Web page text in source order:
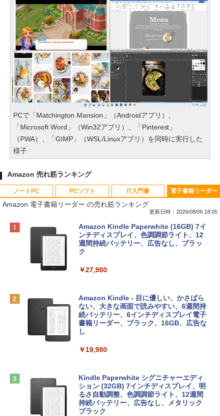
PCで「Matchington Mansion」（Androidアプリ）、
「Microsoft Word」（Win32アプリ）、「Pinterest」
（PWA）、「GIMP」（WSL/Linuxアプリ）を同時に実行した
様子
Amazon 売れ筋ランキング
ノートPC
Apple 2026 MacBook Neo A18 Proチッ
プ搭載13インチノートブック：AIとAppl
e Intelligenceのために設計、Liquid Ret
inaディスプレイ、8GBユニファイドメモ
eTime HDカメラ、Touch ID - インディ
￥137,800
tomtoc 360°保護 15.6 16インチ パソコ
ンケース Dell NEC Lavie ASUS HP dyna
Apple 2026 MacBook Air M5チップ搭載
13インチノートブック：AIとApple Intell
igence、13.6インチLiquid Retinaディ
スプレイ、24GBユニファイドメモリ、1
PCソフト
Robloxギフトカード - 800 Robux 【限
定バーチャルアイテムを含む】 【オンラ
インゲームコード】 ロブロックス | オン
ラインコード版
￥1,300
Microsoft Office Home & Business 202
4(最新 永続版)|オンラインコード版|Wind
ows11、10/mac対応|PC2台
￥39,582
インゲームコード】 ロブロックス | オン
ラインコード版
￥3,200
IT入門書
生成AIパスポート公式テキスト 第４版
￥1,766
出す プロンプトの言葉 AI画像生成シリー
ズ (はぴーイラストLabo)
￥480
ClaudeCode いちばんやさしい 教科書:
にもKindle出版にも！ 非エンジニアのた
めのAIコーディング入門シリーズ
￥99
電子書籍リーダー
Amazon 電子書籍リーダー の売れ筋ランキング
更新日時：2026/08/06 18:05
Amazon Kindle Paperwhite (16GB) 7イ
ンチディスプレイ、色調調節ライト、12
週間持続バッテリー、広告なし、ブラッ
ク
￥27,980
Amazon Kindle - 目に優しい、かさばら
ない、大きな画面で読みやすい、6週間持
続バッテリー、6インチディスプレイ電子
書籍リーダー、ブラック、16GB、広告な
し
￥19,980
Kindle Paperwhite シグニチャーエディ
ション (32GB) 7インチディスプレイ、明
るさ自動調整、色調調節ライト、12週間
持続バッテリー、広告なし、メタリック
ブラック